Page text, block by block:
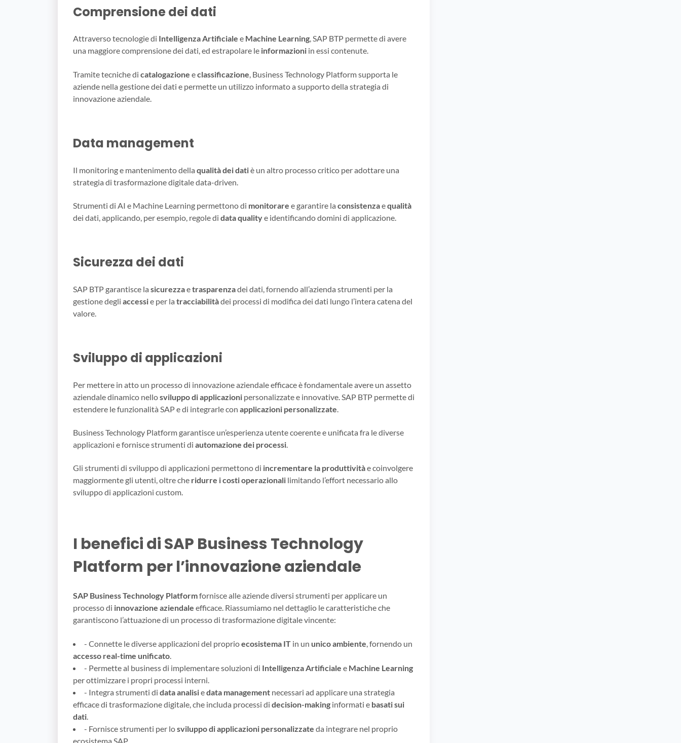
Comprensione dei dati
Attraverso tecnologie di Intelligenza Artificiale e Machine Learning, SAP BTP permette di avere
una maggiore comprensione dei dati, ed estrapolare le informazioni in essi contenute.
Tramite tecniche di catalogazione eclassificazione, Business Technology Platform supporta le
aziende nella gestione dei dati e permette un utilizzo informato a supporto della strategia di
innovazione aziendale.
Data management
Il monitoring e mantenimento della qualità dei datiè un altro processo critico per adottare una
strategia di trasformazione digitale data-driven.
Strumenti di AI e Machine Learning permettono di monitorare e garantire la consistenzaequalità
dei dati, applicando, per esempio, regole di data qualitye identificando domini di applicazione.
Sicurezza dei dati
SAP BTP garantisce la sicurezzaetrasparenzadei dati, fornendo all’azienda strumenti per la
gestione degli accessie per la tracciabilitàdei processi di modifica dei dati lungo l’intera catena del
valore.
Sviluppo di applicazioni
Per mettere in atto un processo di innovazione aziendale efficace è fondamentale avere un assetto
aziendale dinamico nellosviluppo di applicazioni personalizzate e innovative. SAP BTP permette di
estendere le funzionalità SAP e di integrarle con applicazioni personalizzate
Business Technology Platform garantisce un’esperienza utente coerente e unificata fra le diverse
applicazioni e fornisce strumenti di automazione dei processi.
Gli strumenti di sviluppo di applicazioni permettono di incrementare la produttivitàe coinvolgere
maggiormente gli utenti, oltre che ridurre i costi operazionali limitando l’effort necessario allo
sviluppo di applicazioni custom.
I benefici di SAP Business Technology
Platform per l’innovazione aziendale
SAP Business Technology Platformfornisce alle aziende diversi strumenti per applicare un
processo di innovazione aziendale efficace. Riassumiamo nel dettaglio le caratteristiche che
garantiscono l’attuazione di un processo di trasformazione digitale vincente:
- Connette le diverse applicazioni del proprioecosistema IT in un unico ambiente , fornendo un
accesso real-time unificato
- Permette al business di implementare soluzioni di Intelligenza Artificiale e Machine Learning
per ottimizzare i propri processi interni.
- Integra strumenti di data analisiedata management necessari ad applicare una strategia
efficace di trasformazione digitale, che includa processi di decision-making informati e basati sui
dati
- Fornisce strumenti per losviluppo di applicazioni personalizzate da integrare nel proprio
ecosistema SAP.